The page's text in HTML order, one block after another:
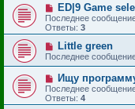
ED|9 Game
Последнее
Ответы: 3
Little green
Последнее
Ищу
Последнее
Ответы: 4